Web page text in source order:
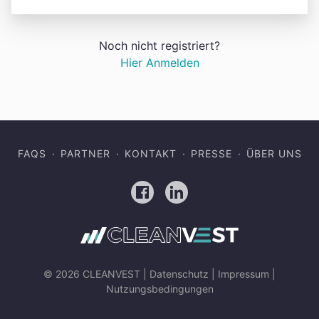
Noch nicht registriert?
Hier Anmelden
FAQS PARTNER KONTAKT PRESSE ÜBER UNS
FacebookLinkedIn
© 2026 CLEANVEST | Datenschutz Impressum
Nutzungsbedingungen